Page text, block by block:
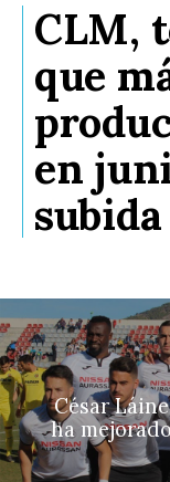
CLM,
que
en
César
ha